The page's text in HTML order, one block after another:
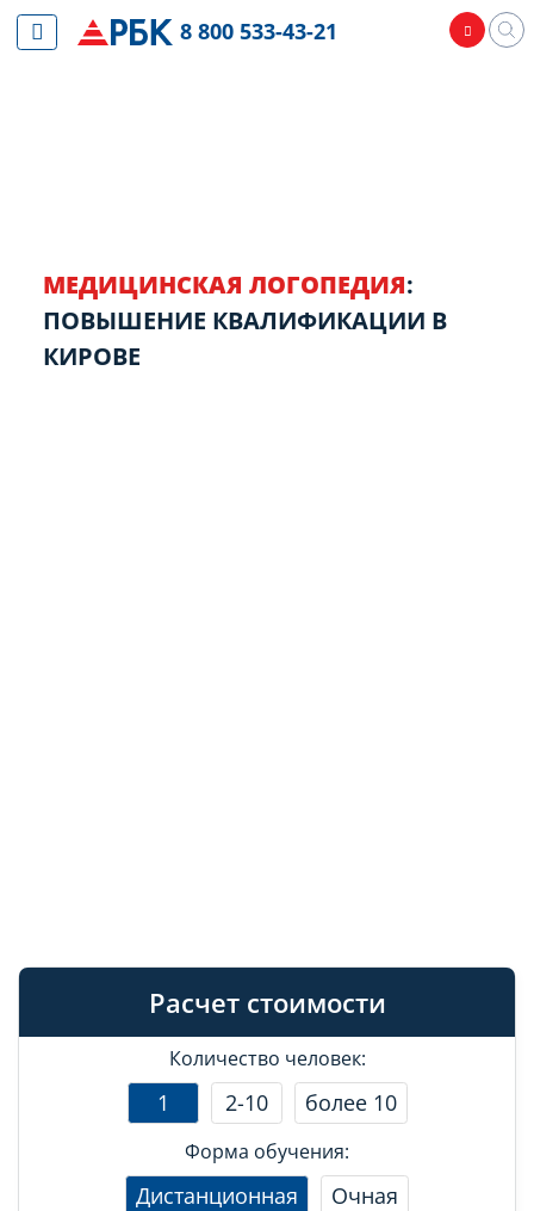
МЕДИЦИНСКАЯ ЛОГОПЕДИЯ:
ПОВЫШЕНИЕ КВАЛИФИКАЦИИ В
КИРОВЕ
Расчет стоимости
Количество человек:
1 2-10 более 10
Форма обучения:
Дистанционная Очная
8 800 533-43-21